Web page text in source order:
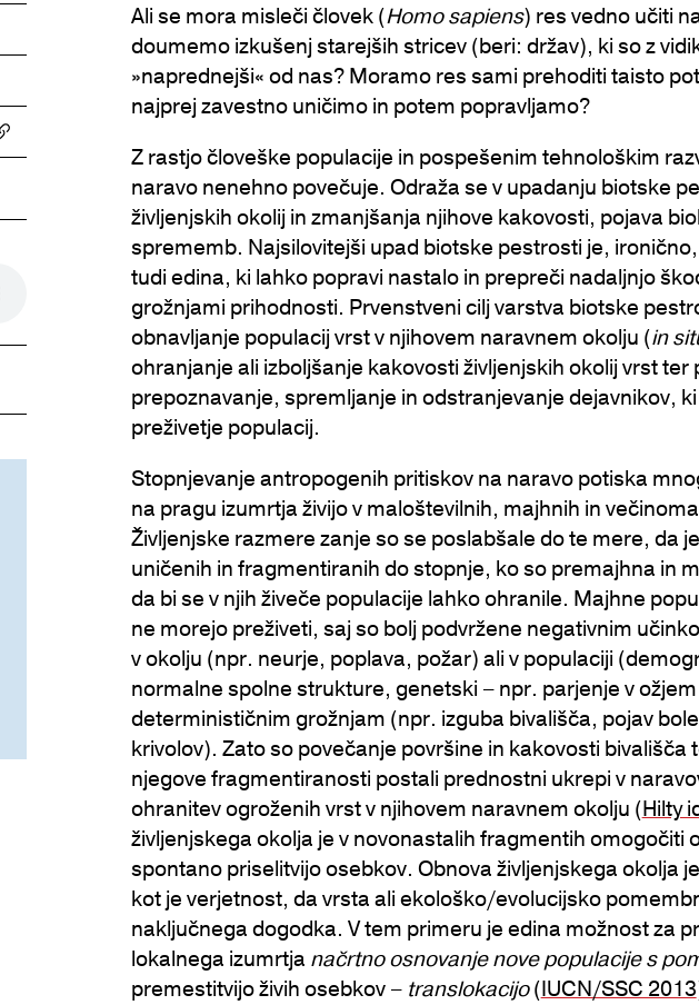
ArticlePage.COPY_LINK_A11Y
Ali se mora misleči človek (Homo sapiens) res vedno učiti
doumemo izkušenj starejših stricev (beri: držav), ki so z
»naprednejši« od nas? Moramo res sami prehoditi taisto
najprej zavestno uničimo in potem popravljamo?
Z rastjo človeške populacije in pospešenim tehnološkim
naravo nenehno povečuje. Odraža se v upadanju biotske
življenjskih okolij in zmanjšanja njihove kakovosti, pojava
sprememb. Najsilovitejši upad biotske pestrosti je,
tudi edina, ki lahko popravi nastalo in prepreči nadaljnjo
grožnjami prihodnosti. Prvenstveni cilj varstva biotske
obnavljanje populacij vrst v njihovem naravnem okolju (in
ohranjanje ali izboljšanje kakovosti življenjskih okolij vrst ter
prepoznavanje, spremljanje in odstranjevanje dejavnikov,
preživetje populacij.
Stopnjevanje antropogenih pritiskov na naravo potiska
na pragu izumrtja živijo v maloštevilnih, majhnih in
Življenjske razmere zanje so se poslabšale do te mere, da
uničenih in fragmentiranih do stopnje, ko so premajhna in
da bi se v njih živeče populacije lahko ohranile. Majhne
ne morejo preživeti, saj so bolj podvržene negativnim
v okolju (npr. neurje, poplava, požar) ali v populaciji
normalne spolne strukture, genetski – npr. parjenje v
determinističnim grožnjam (npr. izguba bivališča, pojav
krivolov). Zato so povečanje površine in kakovosti bivališča
njegove fragmentiranosti postali prednostni ukrepi v
ohranitev ogroženih vrst v njihovem naravnem okolju (Hilty
življenjskega okolja je v novonastalih fragmentih omogočiti
spontano priselitvijo osebkov. Obnova življenjskega okolja
kot je verjetnost, da vrsta ali ekološko/evolucijsko
naključnega dogodka. V tem primeru je edina možnost za
lokalnega izumrtja načrtno osnovanje nove populacije s
premestitvijo živih osebkov – translokacijo(IUCN/SSC 2013